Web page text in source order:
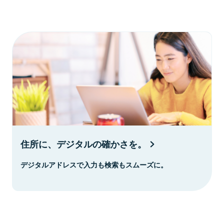
住所に、デジタルの確かさを。
デジタルアドレスで入力も検索もスムーズに。